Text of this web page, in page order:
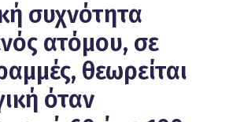
συχνότητα
ατόμου, σε
θεωρείται
όταν